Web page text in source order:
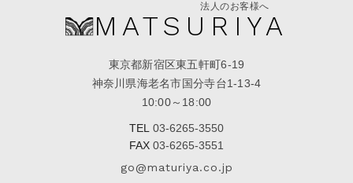
MATSURIYA
東京都新宿区東五軒町6-19
神奈川県海老名市国分寺台1-13-4
10:00～18:00
TEL 03-6265-3550
FAX 03-6265-3551
go@maturiya.co.jp
法人のお客様へ